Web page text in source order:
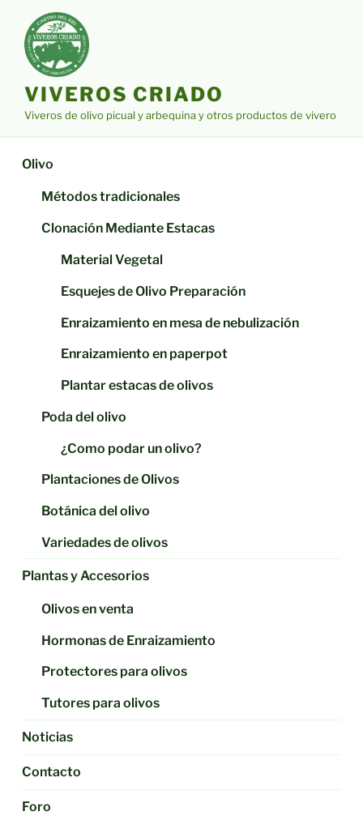
contenido
VIVEROS CRIADO
Viveros de olivo picual y arbequina y otros productos de vivero
Olivo
Métodos tradicionales
Clonación Mediante Estacas
Material Vegetal
Esquejes de Olivo Preparación
Enraizamiento en mesa de nebulización
Enraizamiento en paperpot
Plantar estacas de olivos
Poda del olivo
¿Como podar un olivo?
Plantaciones de Olivos
Botánica del olivo
Variedades de olivos
Plantas y Accesorios
Olivos en venta
Hormonas de Enraizamiento
Protectores para olivos
Tutores para olivos
Noticias
Contacto
Foro